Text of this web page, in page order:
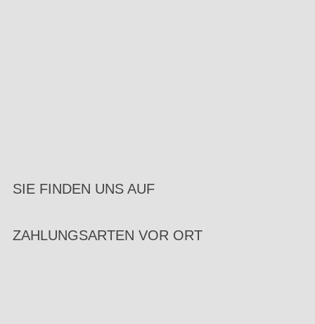
SIE FINDEN UNS AUF
ZAHLUNGSARTEN VOR ORT